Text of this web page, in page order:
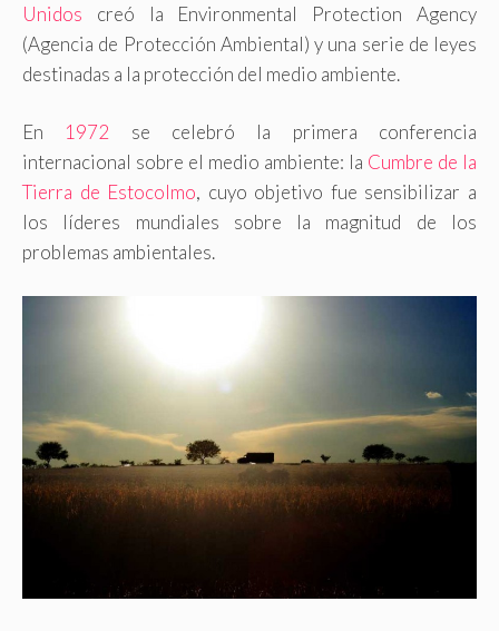
Unidos creó la Environmental Protection Agency
(Agencia de Protección Ambiental) y una serie de leyes
destinadas a la protección del medio ambiente.
En 1972 se celebró la primera conferencia
internacional sobre el medio ambiente: la Cumbre de la
Tierra de Estocolmo, cuyo objetivo fue sensibilizar a
los líderes mundiales sobre la magnitud de los
problemas ambientales.